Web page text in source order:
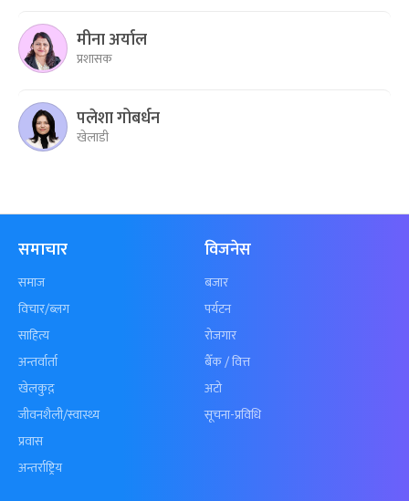
मीना अर्याल
प्रशासक
पलेशा गोबर्धन
खेलाडी
समाचार
समाज
विचार/ब्लग
साहित्य
अन्तर्वार्ता
खेलकुद़़
जीवनशैली/स्वास्थ्य
प्रवास
अन्तर्राष्ट्रिय
विजनेस
बजार
पर्यटन
रोजगार
बैँक / वित्त
अटो
सूचना-प्रविधि